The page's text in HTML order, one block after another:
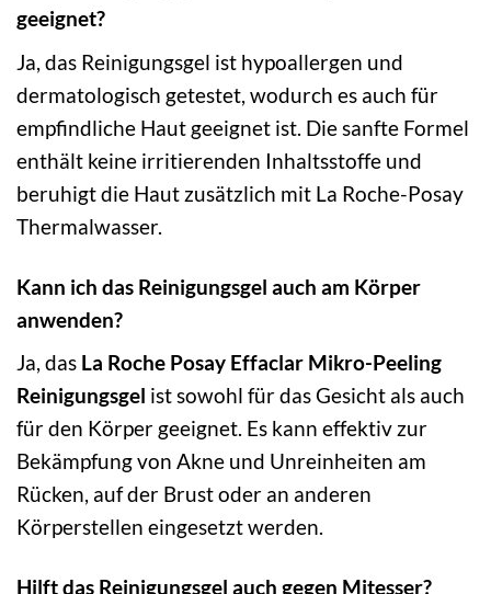
geeignet?
Ja, das Reinigungsgel ist hypoallergen und
dermatologisch getestet, wodurch es auch für
empfindliche Haut geeignet ist. Die sanfte Formel
enthält keine irritierenden Inhaltsstoffe und
beruhigt die Haut zusätzlich mit La Roche-Posay
Thermalwasser.
Kann ich das Reinigungsgel auch am Körper
anwenden?
Ja, das La Roche Posay Effaclar Mikro-Peeling
Reinigungsgel ist sowohl für das Gesicht als auch
für den Körper geeignet. Es kann effektiv zur
Bekämpfung von Akne und Unreinheiten am
Rücken, auf der Brust oder an anderen
Körperstellen eingesetzt werden.
Hilft das Reinigungsgel auch gegen Mitesser?